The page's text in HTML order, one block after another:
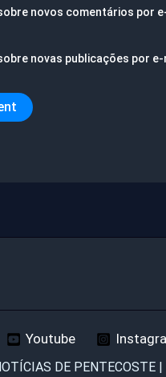
novos comentários por
novas publicações por e-
Youtube
DE PENTECOSTE